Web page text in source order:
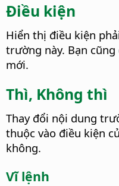
Điều kiện
Hiển thị điều kiện
trường này. Bạn
mới.
Thì, Không thì
Thay đổi nội dung
thuộc vào điều kiện
không.
Vĩ lệnh